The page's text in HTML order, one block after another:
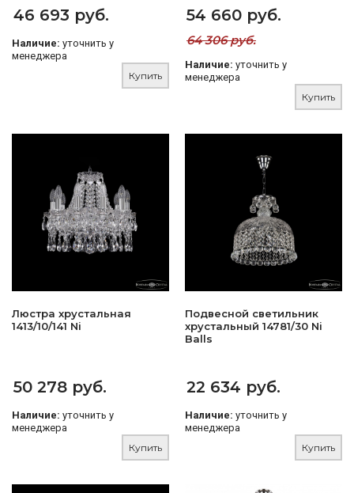
46 693 руб.
Наличие: уточнить у
менеджера
Купить
54 660 руб.
64 306 руб.
Наличие: уточнить у
менеджера
Купить
Люстра хрустальная
1413/10/141 Ni
50 278 руб.
Наличие: уточнить у
менеджера
Купить
Подвесной светильник
хрустальный 14781/30 Ni
Balls
22 634 руб.
Наличие: уточнить у
менеджера
Купить